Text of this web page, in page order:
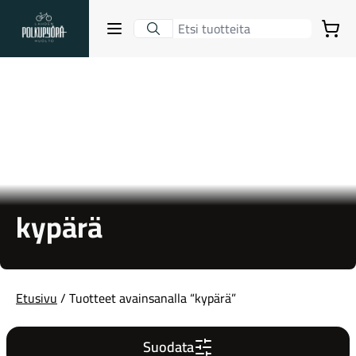
Lahden Polkupyörähuolto - etusivulle
Avaa sulje valikko
Gravel-pyörät
Ostoskori
kypärä
Etusivu/ Tuotteet avainsanalla “kypärä”
Suodata